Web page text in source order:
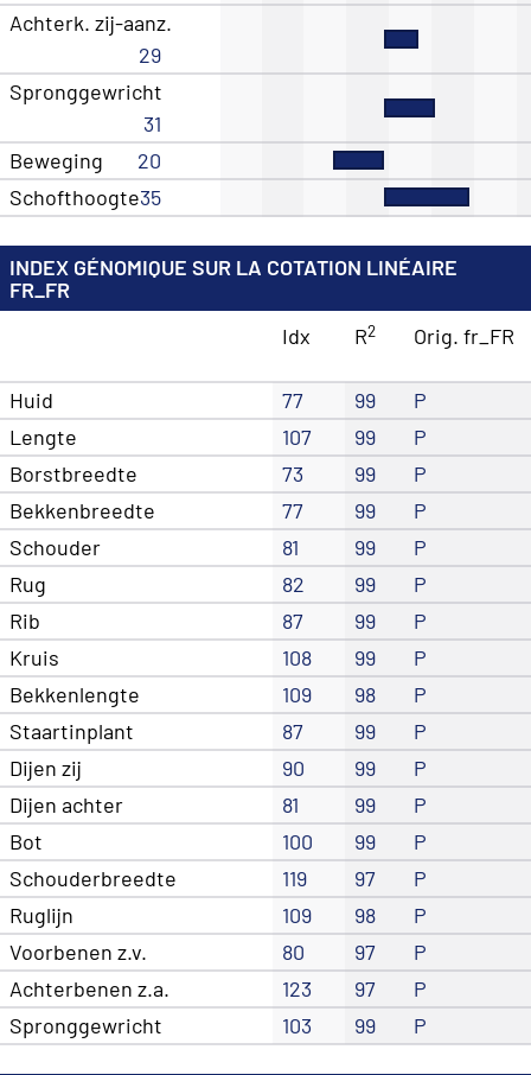
Achterk. zij-aanz.
29
Spronggewricht
31
Beweging
20
Schofthoogte35
INDEX GÉNOMIQUE SUR LA COTATION LINÉAIRE
FR_FR
Idx
R2 Orig. fr_FR
Huid 77 99
P
Lengte
107 99
P
Borstbreedte
73 99
P
Bekkenbreedte
77 99
P
Schouder
81 99
P
Rug
82 99
P
Rib
87 99
P
Kruis
108 99
P
Bekkenlengte
109 98
P
Staartinplant
87 99
P
Dijen zij
90 99
P
Dijen achter
81 99
P
Bot
100 99
P
Schouderbreedte
119 97
P
Ruglijn
109 98
P
Voorbenen z.v.
80 97
P
Achterbenen z.a.
123 97
P
Spronggewricht
103 99 P